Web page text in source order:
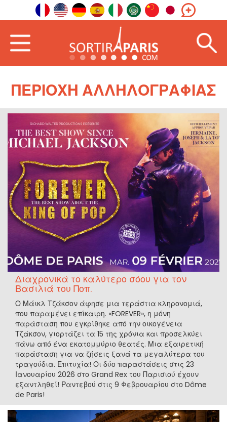
ΠΕΡΙΟΧΉ ΑΛΛΗΛΟΓΡΑΦΊΑΣ
Διαχρονικά το καλύτερο σόου για τον
Βασιλιά του Ποπ.
Ο Μάικλ Τζάκσον άφησε μια τεράστια κληρονομιά,
που παραμένει επίκαιρη. «FOREVER», η μόνη
παράσταση που εγκρίθηκε από την οικογένεια
Τζάκσον, γιορτάζει τα 15 της χρόνια και προσελκύει
πάνω από ένα εκατομμύριο θεατές. Μια εξαιρετική
παράσταση για να ζήσεις ξανά τα μεγαλύτερα του
τραγούδια. Επιτυχία! Οι δύο παραστάσεις στις 23
Ιανουαρίου 2026 στο Grand Rex του Παρισιού έχουν
εξαντληθεί! Ραντεβού στις 9 Φεβρουαρίου στο Dôme
de Paris!